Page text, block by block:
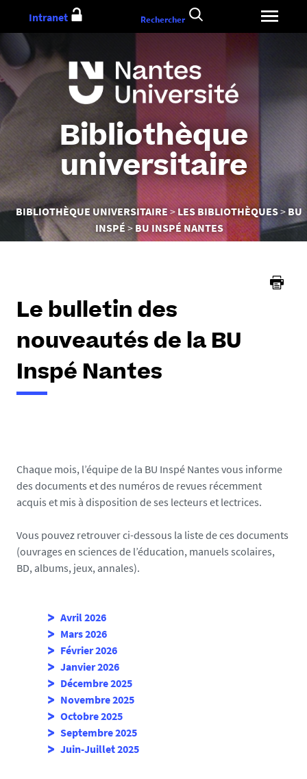
au
Bibliothèque
universitaire
Vous
ici :
BIBLIOTHÈQUE UNIVERSITAIRE LES BIBLIOTHÈQUES
BU
INSPÉ
BU INSPÉ NANTES
Intranet Rechercher
Le bulletin des
nouveautés de la BU
Inspé Nantes
Chaque mois, l’équipe de la BU Inspé Nantes vous informe
des documents et des numéros de revues récemment
acquis et mis à disposition de ses lecteurs et lectrices.
Vous pouvez retrouver ci-dessous la liste de ces documents
(ouvrages en sciences de l’éducation, manuels scolaires,
BD, albums, jeux, annales).
Avril 2026
Mars 2026
Février 2026
Janvier 2026
Décembre 2025
Novembre 2025
Octobre 2025
Septembre 2025
Juin-Juillet 2025